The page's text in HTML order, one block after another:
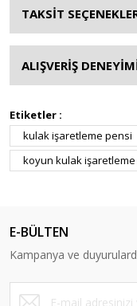
TAKSİT
ALIŞVERİŞ
Etiketler :
kulak işaretleme pensi
koyun kulak
E-BÜLTEN
Kampanya ve